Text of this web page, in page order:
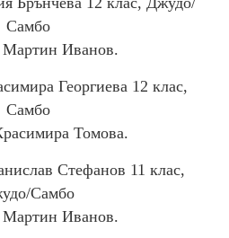
Самбо
Мартин Иванов.
Георгиева 12 клас,
Самбо
Томова.
Стефанов 11 клас,
Самбо
Мартин Иванов.